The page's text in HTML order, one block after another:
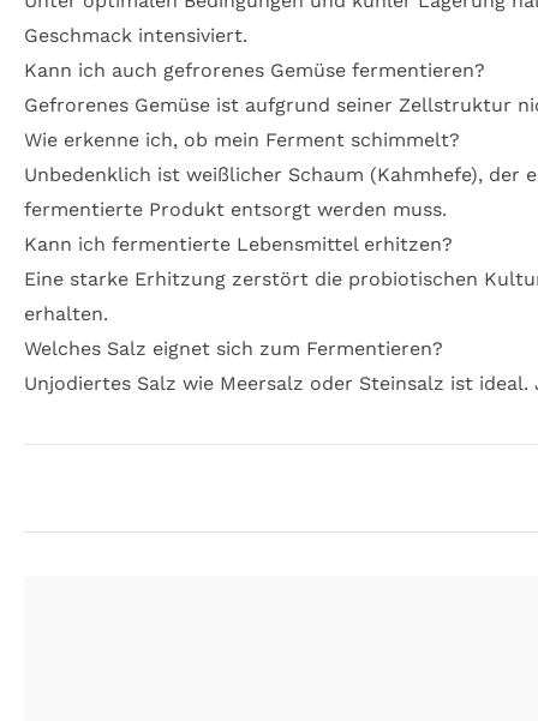
Geschmack intensiviert.
Kann ich auch gefrorenes Gemüse fermentieren?
Gefrorenes Gemüse ist aufgrund seiner Zellstruktur
Wie erkenne ich, ob mein Ferment schimmelt?
Unbedenklich ist weißlicher Schaum (Kahmhefe), der
fermentierte Produkt entsorgt werden muss.
Kann ich fermentierte Lebensmittel erhitzen?
Eine starke Erhitzung zerstört die probiotischen
erhalten.
Welches Salz eignet sich zum Fermentieren?
Unjodiertes Salz wie Meersalz oder Steinsalz ist